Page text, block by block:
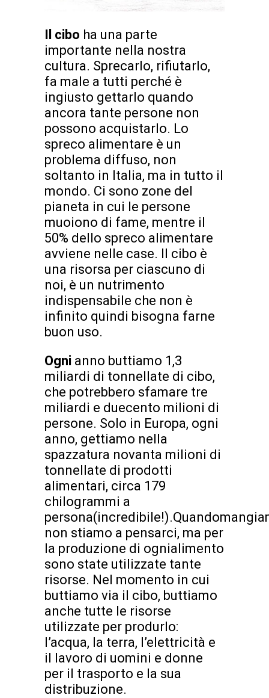
Il cibo ha una parte
importante nella nostra
cultura. Sprecarlo, rifiutarlo,
fa male a tutti perché è
ingiusto gettarlo quando
ancora tante persone non
possono acquistarlo. Lo
spreco alimentare è un
problema diffuso, non
soltanto in Italia, ma in tutto il
mondo. Ci sono zone del
pianeta in cui le persone
muoiono di fame, mentre il
50% dello spreco alimentare
avviene nelle case. Il cibo è
una risorsa per ciascuno di
noi, è un nutrimento
indispensabile che non è
infinito quindi bisogna farne
buon uso.
Ogni anno buttiamo 1,3
miliardi di tonnellate di cibo,
che potrebbero sfamare tre
miliardi e duecento milioni di
persone. Solo in Europa, ogni
anno, gettiamo nella
spazzatura novanta milioni di
tonnellate di prodotti
alimentari, circa 179
chilogrammi a
non stiamo a pensarci, ma per
la produzione di ognialimento
sono state utilizzate tante
risorse. Nel momento in cui
buttiamo via il cibo, buttiamo
anche tutte le risorse
utilizzate per produrlo:
l’acqua, la terra, l’elettricità e
il lavoro di uomini e donne
per il trasporto e la sua
distribuzione.